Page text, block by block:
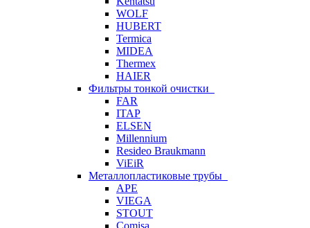
WOLF
HUBERT
Termica
MIDEA
Thermex
HAIER
Фильтры тонкой очистки
FAR
ITAP
ELSEN
Millennium
Resideo Braukmann
ViEiR
Металлопластиковые трубы
APE
VIEGA
STOUT
Comisa